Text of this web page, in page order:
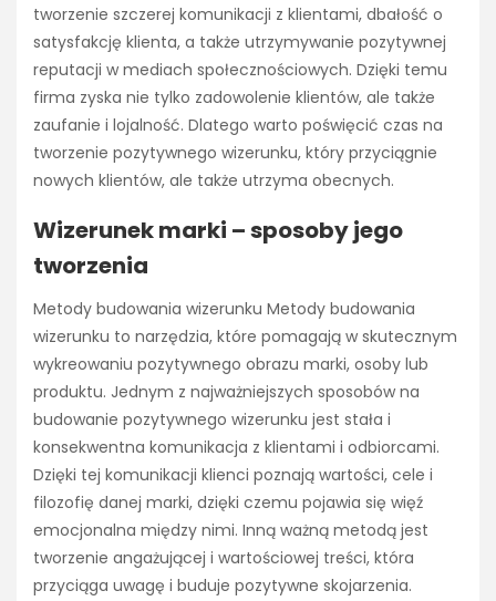
tworzenie szczerej komunikacji z klientami, dbałość o
satysfakcję klienta, a także utrzymywanie pozytywnej
reputacji w mediach społecznościowych. Dzięki temu
firma zyska nie tylko zadowolenie klientów, ale także
zaufanie i lojalność. Dlatego warto poświęcić czas na
tworzenie pozytywnego wizerunku, który przyciągnie
nowych klientów, ale także utrzyma obecnych.
Wizerunek marki – sposoby jego
tworzenia
Metody budowania wizerunku Metody budowania
wizerunku to narzędzia, które pomagają w skutecznym
wykreowaniu pozytywnego obrazu marki, osoby lub
produktu. Jednym z najważniejszych sposobów na
budowanie pozytywnego wizerunku jest stała i
konsekwentna komunikacja z klientami i odbiorcami.
Dzięki tej komunikacji klienci poznają wartości, cele i
filozofię danej marki, dzięki czemu pojawia się więź
emocjonalna między nimi. Inną ważną metodą jest
tworzenie angażującej i wartościowej treści, która
przyciąga uwagę i buduje pozytywne skojarzenia.